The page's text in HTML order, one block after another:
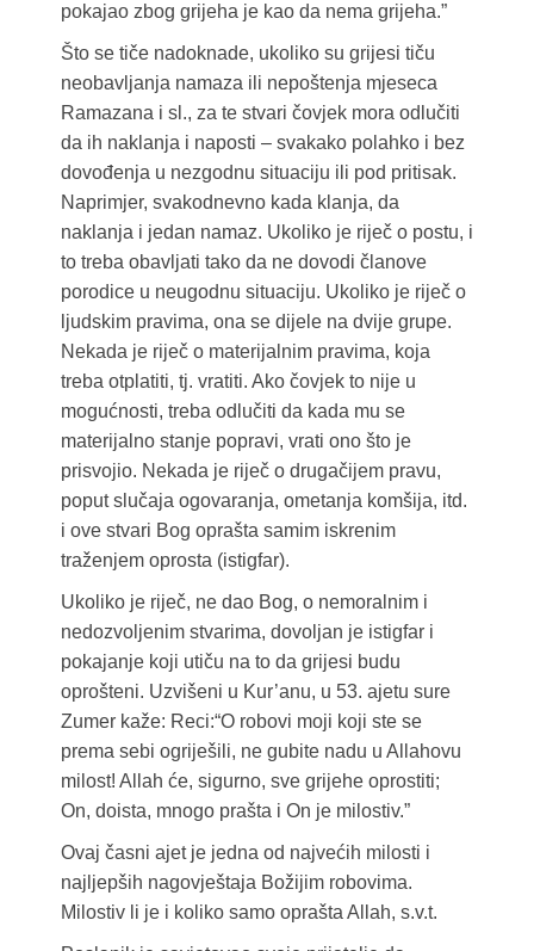
pokajao zbog grijeha je kao da nema grijeha.”
Što se tiče nadoknade, ukoliko su grijesi tiču
neobavljanja namaza ili nepoštenja mjeseca
Ramazana i sl., za te stvari čovjek mora odlučiti
da ih naklanja i naposti – svakako polahko i bez
dovođenja u nezgodnu situaciju ili pod pritisak.
Naprimjer, svakodnevno kada klanja, da
naklanja i jedan namaz. Ukoliko je riječ o postu, i
to treba obavljati tako da ne dovodi članove
porodice u neugodnu situaciju. Ukoliko je riječ o
ljudskim pravima, ona se dijele na dvije grupe.
Nekada je riječ o materijalnim pravima, koja
treba otplatiti, tj. vratiti. Ako čovjek to nije u
mogućnosti, treba odlučiti da kada mu se
materijalno stanje popravi, vrati ono što je
prisvojio. Nekada je riječ o drugačijem pravu,
poput slučaja ogovaranja, ometanja komšija, itd.
i ove stvari Bog oprašta samim iskrenim
traženjem oprosta (istigfar).
Ukoliko je riječ, ne dao Bog, o nemoralnim i
nedozvoljenim stvarima, dovoljan je istigfar i
pokajanje koji utiču na to da grijesi budu
oprošteni. Uzvišeni u Kur’anu, u 53. ajetu sure
Zumer kaže: Reci:“O robovi moji koji ste se
prema sebi ogriješili, ne gubite nadu u Allahovu
milost! Allah će, sigurno, sve grijehe oprostiti;
On, doista, mnogo prašta i On je milostiv.”
Ovaj časni ajet je jedna od najvećih milosti i
najljepših nagovještaja Božijim robovima.
Milostiv li je i koliko samo oprašta Allah, s.v.t.